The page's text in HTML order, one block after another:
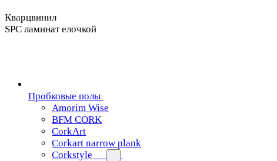
Кварцвинил
SPC ламинат елочкой
Пробковые полы
Amorim Wise
BFM CORK
CorkArt
Corkart narrow plank
Corkstyle